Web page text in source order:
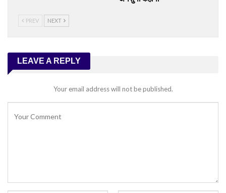
PREV NEXT
LEAVE A REPLY
Your email address will not be published.